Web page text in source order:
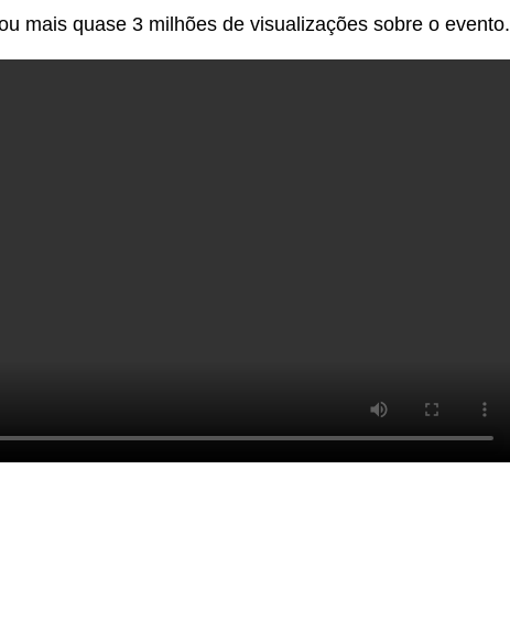
mais quase 3 milhões de visualizações sobre o evento.